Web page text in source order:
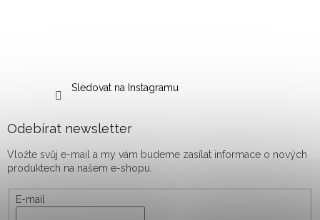
Sledovat na Instagramu
Odebírat newsletter
Vložte svůj e-mail a my vám budeme zasílat informace o nových
produktech na našem e-shopu.
E-mail